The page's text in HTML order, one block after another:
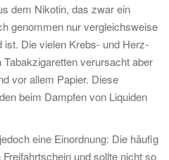
dem Nikotin, das zwar ein
genommen nur vergleichsweise
ist. Die vielen Krebs- und Herz-
verursacht aber
vor allem Papier. Diese
beim Dampfen von Liquiden
eine Einordnung: Die häufig
und sollte nicht so